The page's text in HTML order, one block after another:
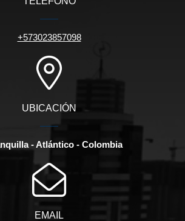
+573023857098
UBICACIÓN
- Atlántico - Colombia
EMAIL